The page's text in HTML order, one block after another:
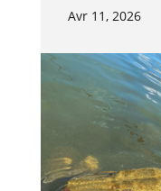
Avr 11, 2026